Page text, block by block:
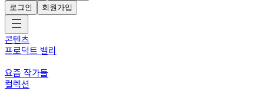
로그인
회원가입
콘텐츠
프로덕트 밸리
요즘 작가들
컬렉션